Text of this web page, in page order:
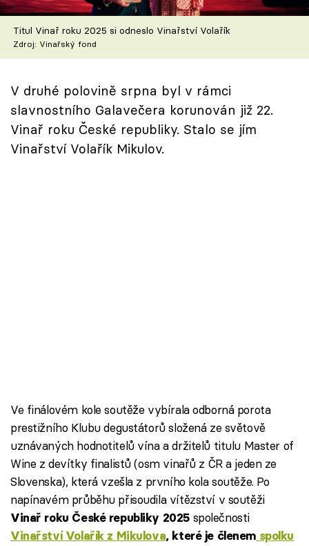
Speciál: Cuketa
Těhotnej kuchař
Přihlášení
Titul Vinař roku 2025 si odneslo Vinařství Volařík
Zdroj: Vinařský fond
V druhé polovině srpna byl v rámci
slavnostního Galavečera korunován již 22.
Vinař roku České republiky. Stalo se jím
Vinařství Volařík Mikulov.
Ve finálovém kole soutěže vybírala odborná porota
prestižního Klubu degustátorů složená ze světově
uznávaných hodnotitelů vína a držitelů titulu Master of
Wine z devítky finalistů (osm vinařů z ČR a jeden ze
Slovenska), která vzešla z prvního kola soutěže. Po
napínavém průběhu přisoudila vítězství v soutěži
Vinař roku České republiky 2025společnosti
Vinařství Volařík z Mikulova, které je členem spolku